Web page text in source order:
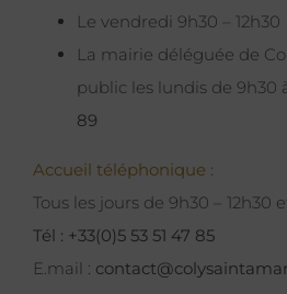
Le vendredi 9h30 – 12h30
La mairie déléguée de
public les lundis de 9h30
89
Accueil téléphonique :
Tous les jours de 9h30 – 12h30
Tél : +33(0)5 53 51 47 85
E.mail :